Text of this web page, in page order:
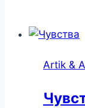
Artik &